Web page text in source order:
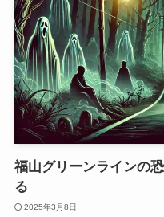
福山グリーンラインの
る
2025年3月8日